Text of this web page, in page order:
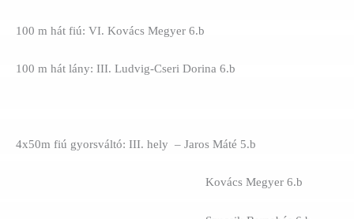
100 m hát fiú: VI. Kovács Megyer 6.b
100 m hát lány: III. Ludvig-Cseri Dorina 6.b
4x50m fiú gyorsváltó: III. hely – Jaros Máté 5.b
Kovács Megyer 6.b